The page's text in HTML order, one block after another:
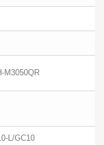
M3050QR
L/GC10